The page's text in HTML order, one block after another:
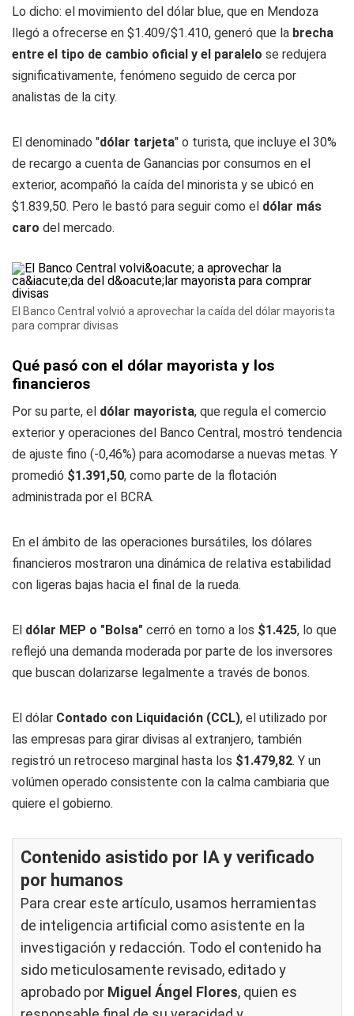
Lo dicho: el movimiento del dólar blue, que en Mendoza
llegó a ofrecerse en $1.409/$1.410, generó que la brecha
entre el tipo de cambio oficial y el paralelo se redujera
significativamente, fenómeno seguido de cerca por
analistas de la city.
El denominado "dólar tarjeta" o turista, que incluye el 30%
de recargo a cuenta de Ganancias por consumos en el
exterior, acompañó la caída del minorista y se ubicó en
$1.839,50. Pero le bastó para seguir como el dólar más
caro del mercado.
El Banco Central volvió a aprovechar la caída del dólar mayorista
para comprar divisas
Qué pasó con el dólar mayorista y los
financieros
Por su parte, el dólar mayorista, que regula el comercio
exterior y operaciones del Banco Central, mostró tendencia
de ajuste fino (-0,46%) para acomodarse a nuevas metas. Y
promedió $1.391,50, como parte de la flotación
administrada por el BCRA.
En el ámbito de las operaciones bursátiles, los dólares
financieros mostraron una dinámica de relativa estabilidad
con ligeras bajas hacia el final de la rueda.
El dólar MEP o "Bolsa" cerró en torno a los $1.425, lo que
reflejó una demanda moderada por parte de los inversores
que buscan dolarizarse legalmente a través de bonos.
El dólar Contado con Liquidación (CCL), el utilizado por
las empresas para girar divisas al extranjero, también
registró un retroceso marginal hasta los $1.479,82. Y un
volúmen operado consistente con la calma cambiaria que
quiere el gobierno.
Contenido asistido por IA y verificado
por humanos
Para crear este artículo, usamos herramientas
de inteligencia artificial como asistente en la
investigación y redacción. Todo el contenido ha
sido meticulosamente revisado, editado y
aprobado por Miguel Ángel Flores, quien es